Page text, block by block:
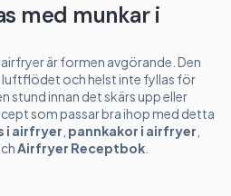
med munkar i
är formen avgörande. Den
luftflödet och helst inte fyllas för
stund innan det skärs upp eller
som passar bra ihop med detta
i airfryer pannkakor i airfryer
Airfryer Receptbok